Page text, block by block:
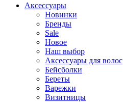
Аксессуары
Новинки
Бренды
Sale
Новое
Наш выбор
Аксессуары для волос
Бейсболки
Береты
Варежки
Визитницы